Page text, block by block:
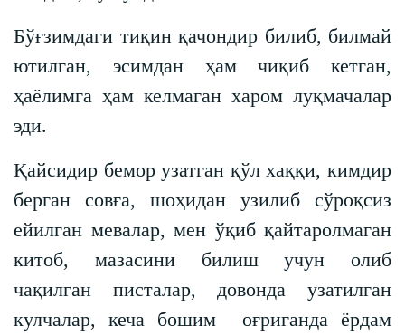
Бўғзимдаги тиқин қачондир билиб, билмай
ютилган, эсимдан ҳам чиқиб кетган,
ҳаёлимга ҳам келмаган харом луқмачалар
эди.
Қайсидир бемор узатган қўл хаққи, кимдир
берган совға, шоҳидан узилиб сўроқсиз
ейилган мевалар, мен ўқиб қайтаролмаган
китоб, мазасини билиш учун олиб
чақилган писталар, довонда узатилган
кулчалар, кеча бошим оғриганда ёрдам